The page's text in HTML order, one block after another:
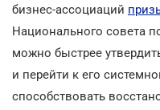
бизнес-ассоциаций
Национального совета
можно быстрее
и перейти к его
способствовать